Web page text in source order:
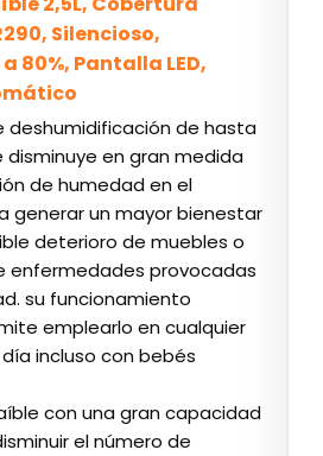
Silencioso,
80%, Pantalla LED,
deshumidificación de hasta
disminuye en gran medida
de humedad en el
generar un mayor bienestar
deterioro de muebles o
enfermedades provocadas
su funcionamiento
emplearlo en cualquier
incluso con bebés
con una gran capacidad
el número de